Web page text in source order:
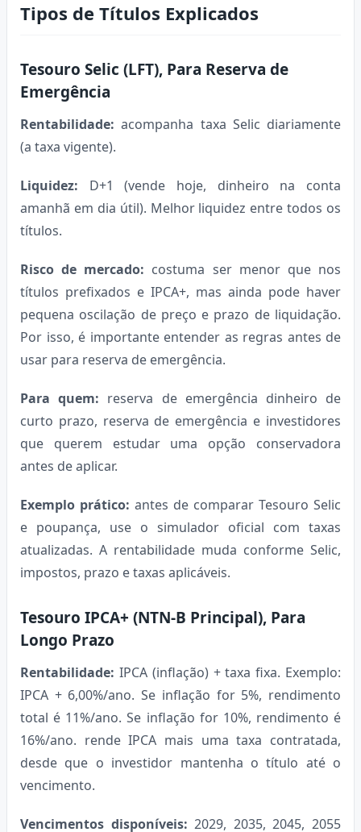
Tipos de Títulos Explicados
Tesouro Selic (LFT), Para Reserva de
Emergência
Rentabilidade: acompanha taxa Selic diariamente
(a taxa vigente).
Liquidez: D+1 (vende hoje, dinheiro na conta
amanhã em dia útil). Melhor liquidez entre todos os
títulos.
Risco de mercado: costuma ser menor que nos
títulos prefixados e IPCA+, mas ainda pode haver
pequena oscilação de preço e prazo de liquidação.
Por isso, é importante entender as regras antes de
usar para reserva de emergência.
Para quem: reserva de emergência dinheiro de
curto prazo, reserva de emergência e investidores
que querem estudar uma opção conservadora
antes de aplicar.
Exemplo prático: antes de comparar Tesouro Selic
e poupança, use o simulador oficial com taxas
atualizadas. A rentabilidade muda conforme Selic,
impostos, prazo e taxas aplicáveis.
Tesouro IPCA+ (NTN-B Principal), Para
Longo Prazo
Rentabilidade: IPCA (inflação) + taxa fixa. Exemplo:
IPCA + 6,00%/ano. Se inflação for 5%, rendimento
total é 11%/ano. Se inflação for 10%, rendimento é
16%/ano. rende IPCA mais uma taxa contratada,
desde que o investidor mantenha o título até o
vencimento.
Vencimentos disponíveis: 2029, 2035, 2045, 2055